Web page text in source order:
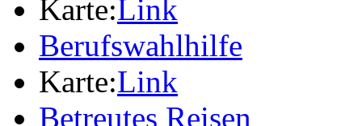
Karte:Link
Berufswahlhilfe
Karte:Link
Betreutes Reisen